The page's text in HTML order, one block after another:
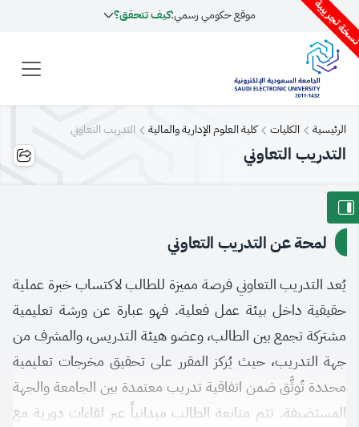
تجريبية موقع حكومي رسمي:كيف تتحقق؟
الرئيسية الكليات كلية العلوم الإدارية والمالية التدريب التعاوني
التدريب التعاوني
لمحة عن التدريب التعاوني
يُعد التدريب التعاوني فرصة مميزة للطالب لاكتساب خبرة عملية
حقيقية داخل بيئة عمل فعلية. فهو عبارة عن ورشة تعليمية
مشتركة تجمع بين الطالب، وعضو هيئة التدريس، والمشرف من
جهة التدريب، حيث يُركز المقرر على تحقيق مخرجات تعليمية
محددة تُوثَّق ضمن اتفاقية تدريب معتمدة بين الجامعة والجهة
المستضيفة. تتم متابعة الطالب ميدانياً عبر لقاءات دورية مع